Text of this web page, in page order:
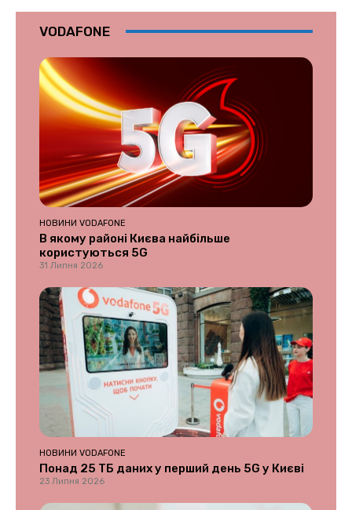
VODAFONE
НОВИНИ VODAFONE
В якому районі Києва найбільше
користуються 5G
31 Липня 2026
НОВИНИ VODAFONE
Понад 25 ТБ даних у перший день 5G у Києві
23 Липня 2026